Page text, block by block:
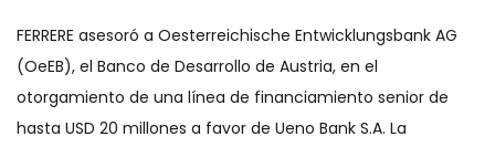
FERRERE asesoró a Oesterreichische Entwicklungsbank AG
(OeEB), el Banco de Desarrollo de Austria, en el
otorgamiento de una línea de financiamiento senior de
hasta USD 20 millones a favor de Ueno Bank S.A. La